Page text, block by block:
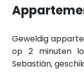
Geweldig
op 2 minuten
Sebastián,